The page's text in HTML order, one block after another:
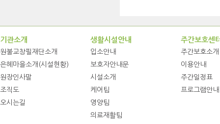
기관소개
원불교창필재단소개
은혜마을소개(시설현황)
원장인사말
조직도
오시는길
생활시설안내
입소안내
보호자안내문
시설소개
케어팀
영양팀
의료재활팀
주간보호센
주간보호소개
이용안내
주간일정표
프로그램안내